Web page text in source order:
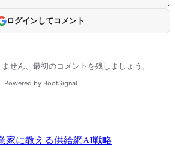
家に教える供給網AI戦略